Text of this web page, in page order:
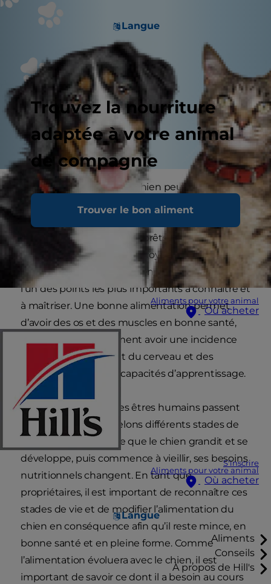
Langue
Trouvez la nourriture
adaptée à votre animal
de compagnie
Trouver le bon aliment
Aliments pour votre animal
Où acheter
S'inscrire
Aliments pour votre animal
Où acheter
Langue
Aliments
Conseils
À propos de Hill's
Être le propriétaire d’un chien peut être l’un des
plus grands plaisirs de la vie. Les gens adoptent
des chiens de tout âge, qu’il s’agisse de jeunes
chiots ou de vieux chiens prêts à vivre leurs
dernières années dans un foyer aimant. Quel
que soit l’âge de votre chien, l’alimentation est
l’un des points les plus importants à connaître et
à maîtriser. Une bonne alimentation permet
d’avoir des os et des muscles en bonne santé,
mais elle peut également avoir une incidence
sur le développement du cerveau et des
organes, voire sur les capacités d’apprentissage.
Tous les animaux et les êtres humains passent
par ce que nous appelons différents stades de
vie. Au fur et à mesure que le chien grandit et se
développe, puis commence à vieillir, ses besoins
nutritionnels changent. En tant que
propriétaires, il est important de reconnaître ces
stades de vie et de modifier l’alimentation du
chien en conséquence afin qu’il reste mince, en
bonne santé et en pleine forme. Comme
l’alimentation évoluera avec le chien, il est
important de savoir ce dont il a besoin au cours